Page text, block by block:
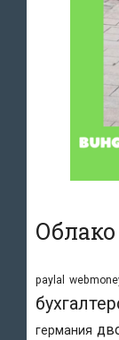
paylal
германия